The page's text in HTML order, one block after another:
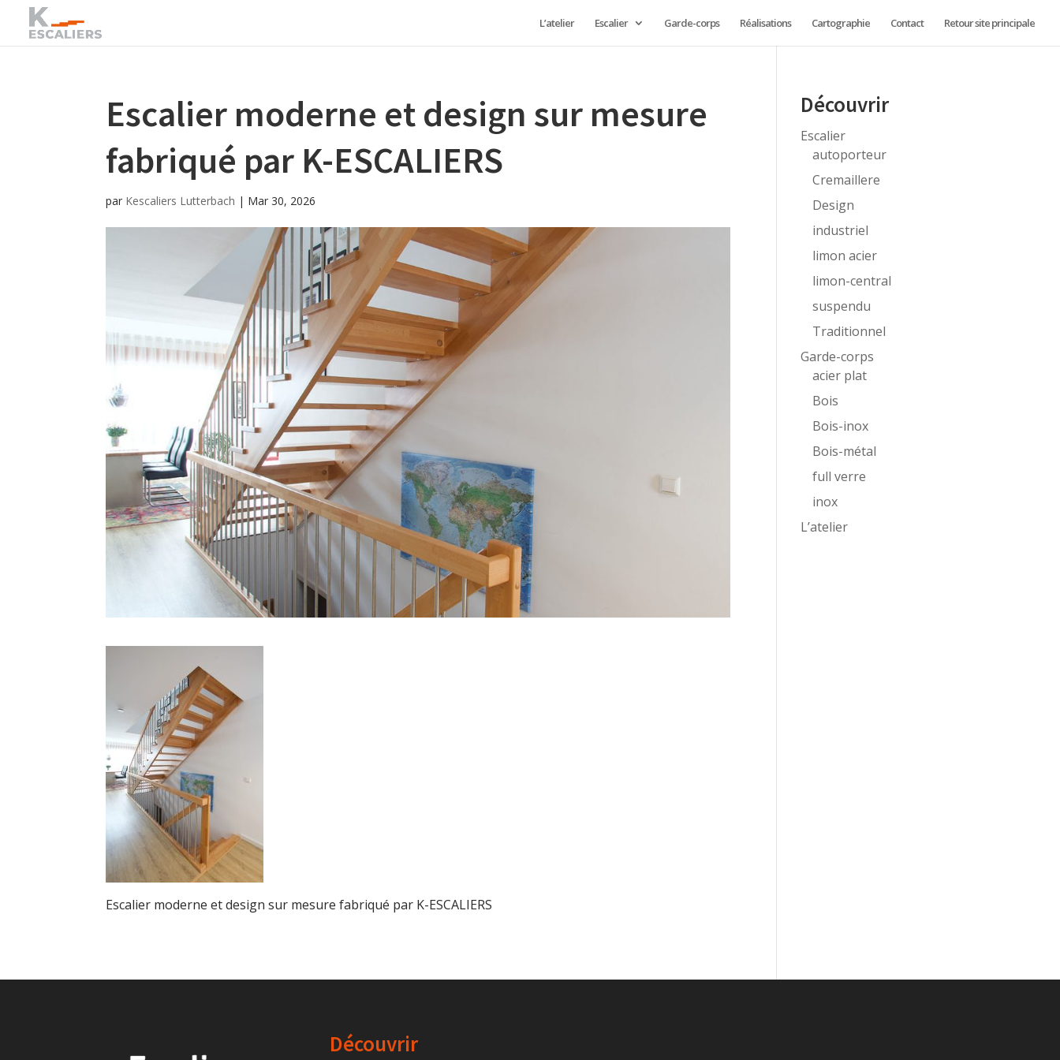
L’atelier Escalier Garde-corps Réalisations Cartographie Contact Retour site principale
Escalier moderne et design sur mesure
fabriqué par K-ESCALIERS
par Kescaliers Lutterbach | Mar 30, 2026
Escalier moderne et design sur mesure fabriqué par K-ESCALIERS
Découvrir
Escalier
autoporteur
Cremaillere
Design
industriel
limon acier
limon-central
suspendu
Traditionnel
Garde-corps
acier plat
Bois
Bois-inox
Bois-métal
full verre
inox
L’atelier
Découvrir